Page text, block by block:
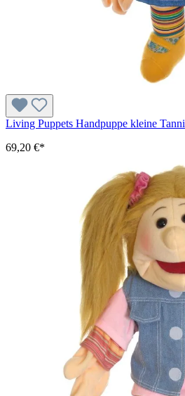
Living Puppets Handpuppe kleine Tanni
69,20 €*